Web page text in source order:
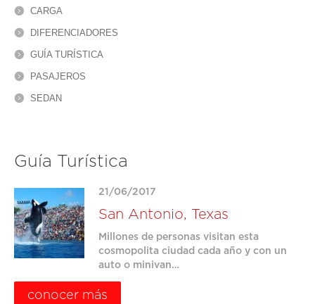
CARGA
DIFERENCIADORES
GUÍA TURÍSTICA
PASAJEROS
SEDAN
Guía Turística
21/06/2017
San Antonio, Texas
Millones de personas visitan esta
cosmopolita ciudad cada año y con un
auto o minivan…
conocer más